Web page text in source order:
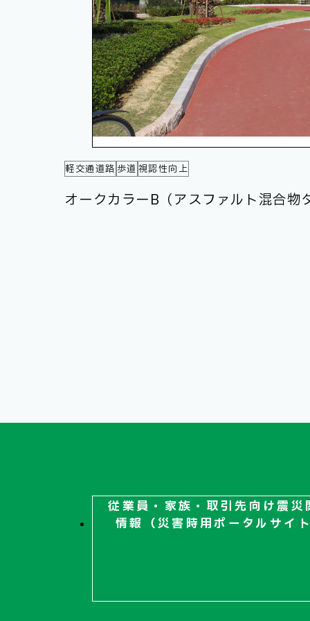
軽交通道路 歩道 視認性向上
オークカラーB（アスファルト混合物
従業員・家族・取引先向け震災
情報（災害時用ポータルサイ